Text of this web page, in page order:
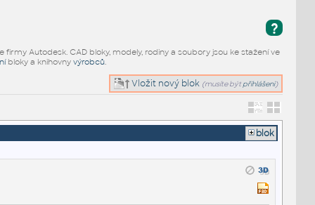
?
firmy Autodesk. CAD bloky, modely, rodiny a soubory jsou ke stažení ve
bloky a knihovny výrobců.
Vložit nový blok (musíte být přihlášeni)
blok